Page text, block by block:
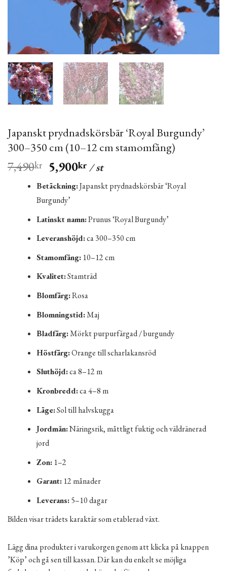
Japanskt prydnadskörsbär ‘Royal Burgundy’
300–350 cm (10–12 cm stamomfång)
7,490kr 5,900kr / st
Betäckning:Japanskt prydnadskörsbär ‘Royal
Burgundy’
Latinskt namn:Prunus ‘Royal Burgundy’
Leveranshöjd:ca 300–350 cm
Stamomfång:10–12 cm
Kvalitet:Stamträd
Blomfärg:Rosa
Blomningstid:Maj
Bladfärg:Mörkt purpurfärgad / burgundy
Höstfärg:Orange till scharlakansröd
Sluthöjd:ca 8–12 m
Kronbredd:ca 4–8 m
Läge:Sol till halvskugga
Jordmån:Näringsrik, måttligt fuktig och väldränerad
jord
Zon:1–2
Garant:12 månader
Leverans:5–10 dagar
Bilden visar trädets karaktär som etablerad växt.
Lägg dina produkter i varukorgen genom att klicka på knappen
’Köp’ och gå sen till kassan. Där kan du enkelt se möjliga